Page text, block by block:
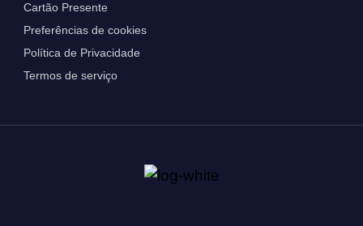
Cartão Presente
Preferências de cookies
Política de Privacidade
Termos de serviço